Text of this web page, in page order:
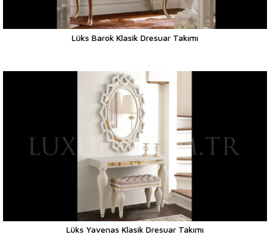
Lüks Barok Klasik Dresuar Takımı
Lüks Yavenas Klasik Dresuar Takımı